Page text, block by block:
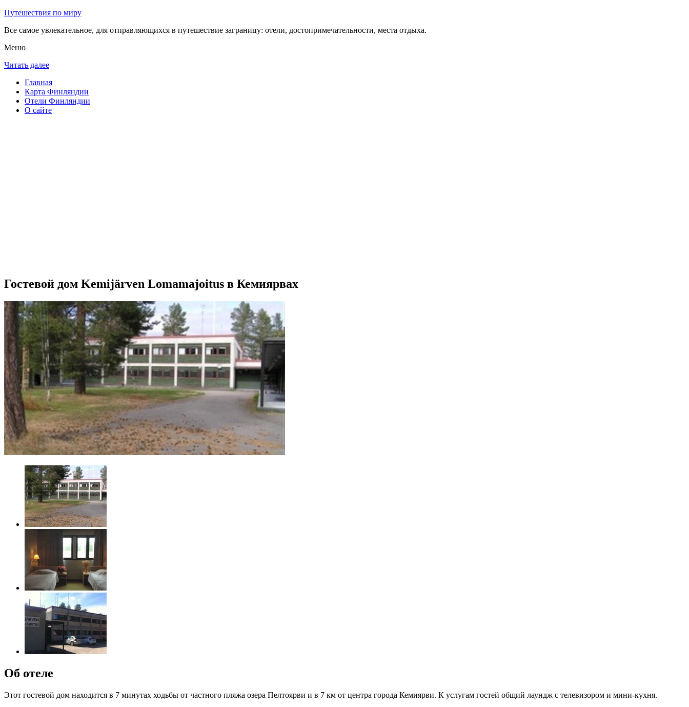
Путешествия по миру
Все самое увлекательное, для отправляющихся в путешествие заграницу: отели, достопримечательности, места отдыха.
Меню
Читать далее
Главная
Карта Финляндии
Отели Финляндии
О сайте
Гостевой дом Kemijärven Lomamajoitus в Кемиярвах
Об отеле
Этот гостевой дом находится в 7 минутах ходьбы от частного пляжа озера Пелтоярви и в 7 км от центра города Кемиярви. К услугам гостей общий лаундж с телевизором и мини-кухня.